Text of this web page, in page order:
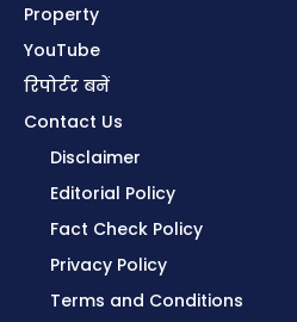
Property
YouTube
रिपोर्टर बनें
Contact Us
Disclaimer
Editorial Policy
Fact Check Policy
Privacy Policy
Terms and Conditions